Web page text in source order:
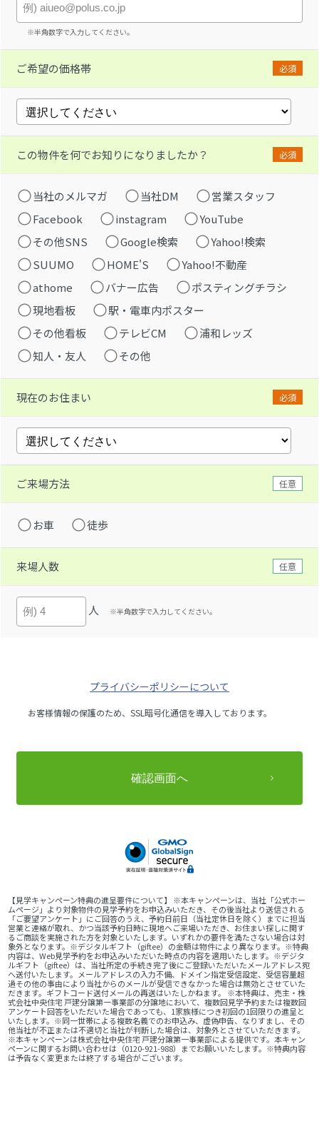
※半角数字で入力してください。
ご希望の価格帯 必須
この物件を何でお知りになりましたか？ 必須
当社のメルマガ 当社DM
営業スタッフ
Facebook
instagram
YouTube
その他SNS
Google検索
Yahoo!検索
SUUMO
HOME'S
Yahoo!不動産
athome
バナー広告
ポスティングチラシ
現地看板
駅・電車内ポスター
その他看板
テレビCM
浦和レッズ
知人・友人
その他
現在のお住まい 必須
ご来場方法 任意
お車 徒歩
来場人数 任意
人 ※半角数字で入力してください。
プライバシーポリシーについて
お客様情報の保護のため、SSL暗号化通信を導入しております。
【見学キャンペーン特典の進呈要件について】 ※本キャンペーンは、当社「公式ホー
ムページ」より対象物件の見学予約をお申込みいただき、その後当社より送信される
「ご要望アンケート」にご回答のうえ、予約日前日（当社定休日を除く）までに担当
営業と連絡が取れ、かつ当該予約日時に現地へご来場いただき、お住まい探しに関す
るご商談を実施された方を対象といたします。いずれかの要件を満たさない場合は対
象外となります。※デジタルギフト（giftee）の金額は物件により異なります。※特典
内容は、Web見学予約をお申込みいただいた時点の内容を適用いたします。※デジタ
ルギフト（giftee）は、当社所定の手続き完了後にご登録いただいたメールアドレス宛
へ送付いたします。メールアドレスの入力不備、ドメイン指定受信設定、受信容量超
過その他の事由により当社からのメールが受信できなかった場合は無効とさせていた
だきます。ギフトコード送付メールの再送はいたしかねます。 ※本特典は、売主・株
式会社中央住宅 戸建分譲第一事業部の分譲地において、複数回見学予約または複数回
アンケート回答をいただいた場合であっても、1家族様につき初回の1回限りの進呈と
いたします。※同一世帯による複数名義でのお申込み、虚偽申告、なりすまし、その
他当社が不正または不適切と当社が判断した場合は、対象外とさせていただきます。
※本キャンペーンは株式会社中央住宅 戸建分譲第一事業部による提供です。本キャン
ペーンに関するお問い合わせは（0120-921-988）までお願いいたします。※特典内容
は予告なく変更または終了する場合がございます。